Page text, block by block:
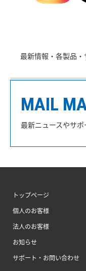
最新情報・各製品
MAIL
最新ニュースやサ
トップページ
個人のお客様
法人のお客様
お知らせ
サポート・お問い合わせ